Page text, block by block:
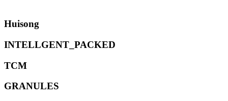
Huisong
INTELLGENT_PACKED
TCM
GRANULES